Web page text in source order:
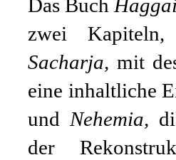
Das Buch
zwei
Sacharja, mit
eine inhaltliche
und Nehemia,
der